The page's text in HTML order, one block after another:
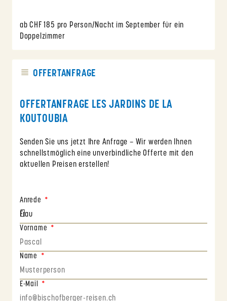
ab CHF 185 pro Person/Nacht im September für ein
Doppelzimmer
OFFERTANFRAGE
OFFERTANFRAGE LES JARDINS DE LA
KOUTOUBIA
Senden Sie uns jetzt Ihre Anfrage – Wir werden Ihnen
schnellstmöglich eine unverbindliche Offerte mit den
aktuellen Preisen erstellen!
Anrede
Vorname
Name
E-Mail